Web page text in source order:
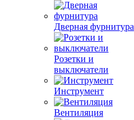
Дверная фурнитура
Розетки и
выключатели
Инструмент
Вентиляция